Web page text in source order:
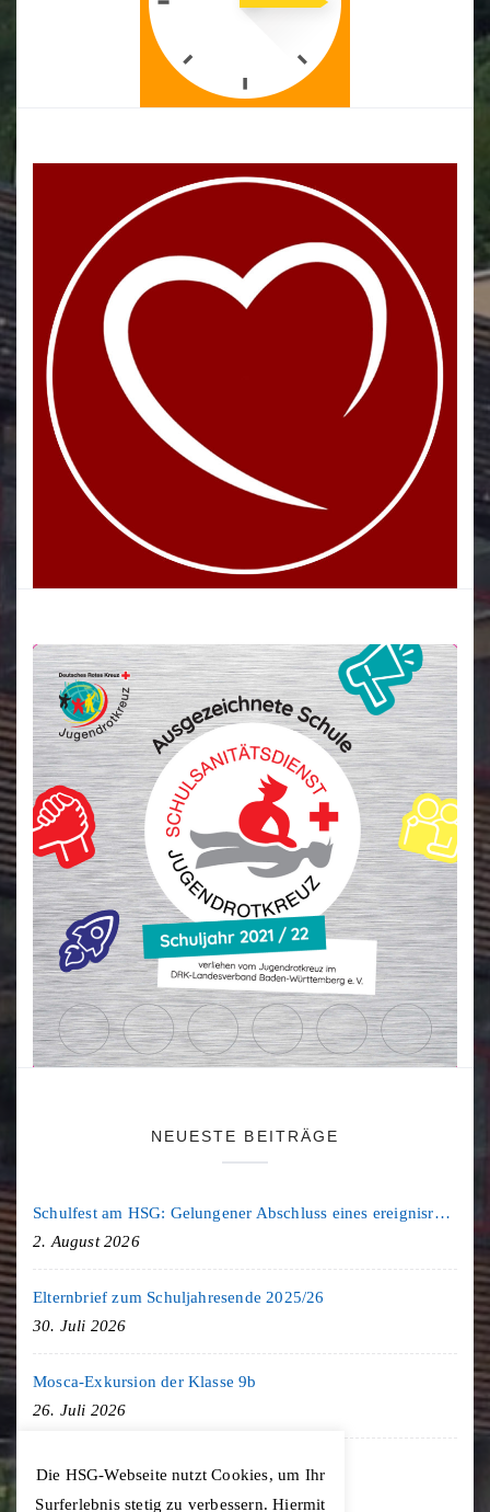
NEUESTE BEITRÄGE
Schulfest am HSG: Gelungener Abschluss eines ereignisreichen Schuljahres
2. August 2026
Elternbrief zum Schuljahresende 2025/26
30. Juli 2026
Mosca-Exkursion der Klasse 9b
26. Juli 2026
Freiburg-Exkursion des Geschichte LK
Die HSG-Webseite nutzt Cookies, um Ihr
Surferlebnis stetig zu verbessern. Hiermit